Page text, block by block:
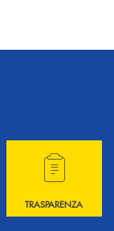
Contattaci !
Hai bisogno di
TRASPARENZA